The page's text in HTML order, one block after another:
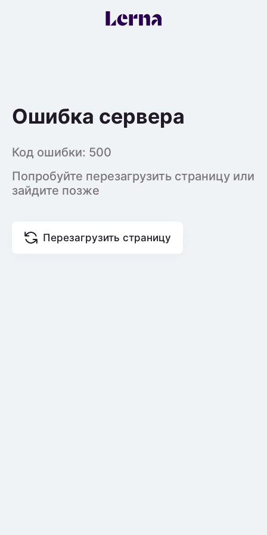
Ошибка сервера
Код ошибки: 500
Попробуйте перезагрузить страницу или
зайдите позже
Перезагрузить страницу